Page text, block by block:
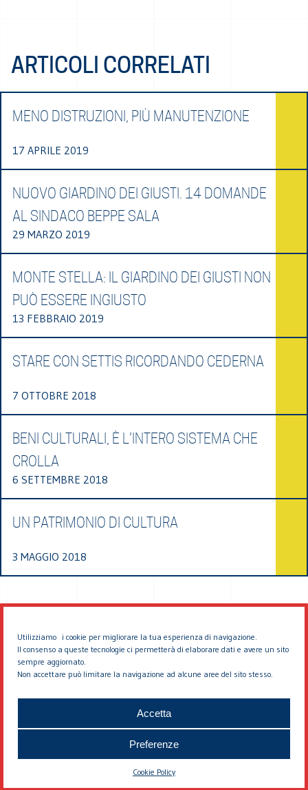
Utilizziamo i cookie per migliorare la tua esperienza di navigazione.
Il consenso a queste tecnologie ci permetterà di elaborare dati e avere un sito
sempre aggiornato.
Non accettare può limitare la navigazione ad alcune aree del sito stesso.
Accetta
Preferenze
Cookie Policy
ARTICOLI CORRELATI
MENO DISTRUZIONI, PIÙ MANUTENZIONE
17 APRILE 2019
NUOVO GIARDINO DEI GIUSTI. 14 DOMANDE
AL SINDACO BEPPE SALA
29 MARZO 2019
MONTE STELLA: IL GIARDINO DEI GIUSTI NON
PUÒ ESSERE INGIUSTO
13 FEBBRAIO 2019
STARE CON SETTIS RICORDANDO CEDERNA
7 OTTOBRE 2018
BENI CULTURALI, È L’INTERO SISTEMA CHE
CROLLA
6 SETTEMBRE 2018
UN PATRIMONIO DI CULTURA
3 MAGGIO 2018
© 2026 EDDYBURG